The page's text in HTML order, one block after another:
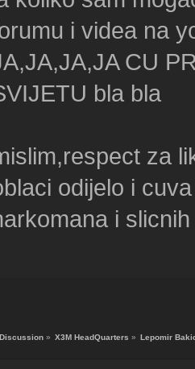
i videa na
CU
bla bla
za
odijelo i
i
» X3M HeadQuarters » Lepomir